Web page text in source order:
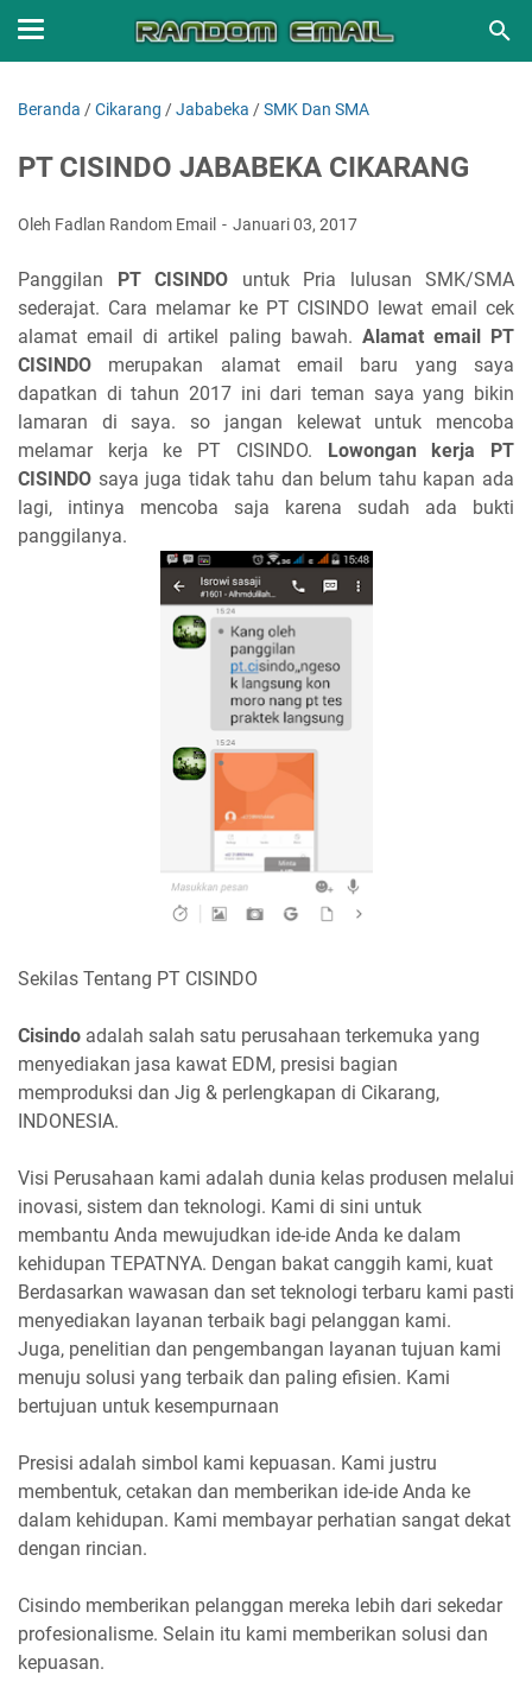
Beranda /Cikarang /Jababeka /SMK Dan SMA
PT CISINDO JABABEKA CIKARANG
Oleh Fadlan Random Email Januari 03, 2017
Panggilan PT CISINDO untuk Pria lulusan SMK/SMA
sederajat. Cara melamar ke PT CISINDO lewat email cek
alamat email di artikel paling bawah. Alamat email PT
CISINDO merupakan alamat email baru yang saya
dapatkan di tahun 2017 ini dari teman saya yang bikin
lamaran di saya. so jangan kelewat untuk mencoba
melamar kerja ke PT CISINDO. Lowongan kerja PT
CISINDO saya juga tidak tahu dan belum tahu kapan ada
lagi, intinya mencoba saja karena sudah ada bukti
panggilanya.
Sekilas Tentang PT CISINDO
Cisindo adalah salah satu perusahaan terkemuka yang
menyediakan jasa kawat EDM, presisi bagian
memproduksi dan Jig & perlengkapan di Cikarang,
INDONESIA.
Visi Perusahaan kami adalah dunia kelas produsen melalui
inovasi, sistem dan teknologi. Kami di sini untuk
membantu Anda mewujudkan ide-ide Anda ke dalam
kehidupan TEPATNYA. Dengan bakat canggih kami, kuat
Berdasarkan wawasan dan set teknologi terbaru kami pasti
menyediakan layanan terbaik bagi pelanggan kami.
Juga, penelitian dan pengembangan layanan tujuan kami
menuju solusi yang terbaik dan paling efisien. Kami
bertujuan untuk kesempurnaan
Presisi adalah simbol kami kepuasan. Kami justru
membentuk, cetakan dan memberikan ide-ide Anda ke
dalam kehidupan. Kami membayar perhatian sangat dekat
dengan rincian.
Cisindo memberikan pelanggan mereka lebih dari sekedar
profesionalisme. Selain itu kami memberikan solusi dan
kepuasan.